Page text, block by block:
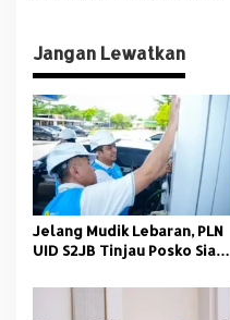
Jangan Lewatkan
Jelang Mudik Lebaran, PLN
UID S2JB Tinjau Posko Siaga